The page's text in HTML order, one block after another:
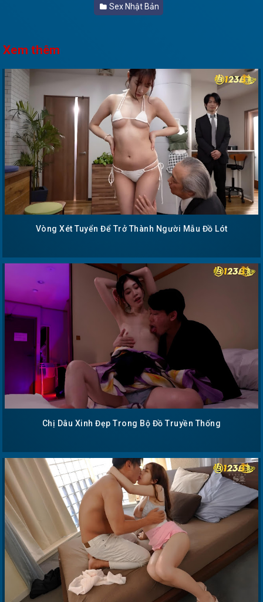
Sex Nhật Bản
Xem thêm
Vòng Xét Tuyển Để Trở Thành Người Mẫu Đồ Lót
Chị Dâu Xinh Đẹp Trong Bộ Đồ Truyền Thống